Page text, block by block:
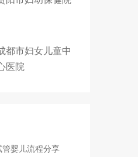
都市妇女儿童中
医院
婴儿流程分享